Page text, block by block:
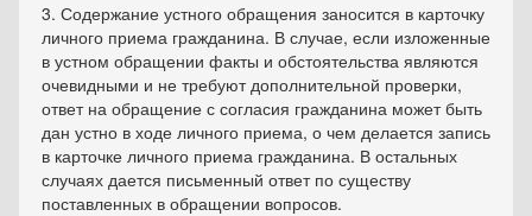
3. Содержание устного обращения заносится в карточку
личного приема гражданина. В случае, если изложенные
в устном обращении факты и обстоятельства являются
очевидными и не требуют дополнительной проверки,
ответ на обращение с согласия гражданина может быть
дан устно в ходе личного приема, о чем делается запись
в карточке личного приема гражданина. В остальных
случаях дается письменный ответ по существу
поставленных в обращении вопросов.